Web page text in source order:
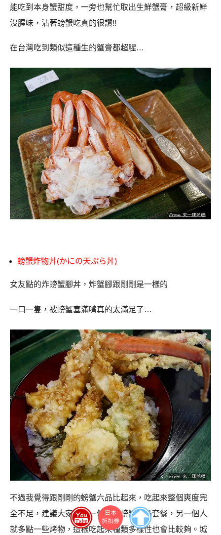
能吃到本身蟹甜度，一旁也幫忙取出生鮮蟹膏，超級新鮮
沒腥味，沾著螃蟹吃真的很讚!!
在台灣吃到類似這種生的蟹膏都超腥…
螃蟹炸物丼(かにの天ぷら丼)
女友點的炸螃蟹腳丼，炸蟹腳跟剛剛是一樣的
一口一隻，被螃蟹塞滿嘴真的太滿足了 …
不過我覺得跟剛剛的螃蟹六品比起來，吃起來整個爽度完
全不足，建議大家可以一個人點螃蟹六品套餐，另一個人
就多點一些烤物，這樣吃起來種類多樣性也會比較夠。城